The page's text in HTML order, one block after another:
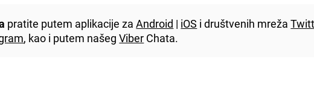
pratite putem aplikacije zaAndroid | iOS i društvenih mreža
, kao i putem našegViber Chata.